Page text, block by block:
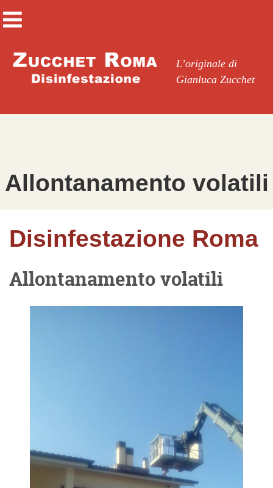
L’originale di
Gianluca Zucchet
Allontanamento volatili
Disinfestazione Roma
Allontanamento volatili